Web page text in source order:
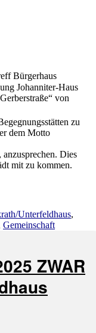
Bürgerhaus
Johanniter-Haus
von
zu
dem Motto
Dies
mit zu kommen.
Unterfeldhaus,
Gemeinschaft
ZWAR